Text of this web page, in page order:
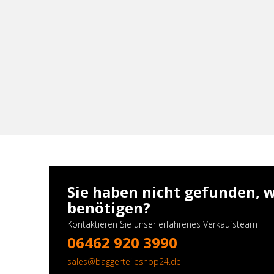
Sie haben nicht gefunden,
benötigen?
Kontaktieren Sie unser erfahrenes Verkaufsteam
06462 920 3990
sales@baggerteileshop24.de